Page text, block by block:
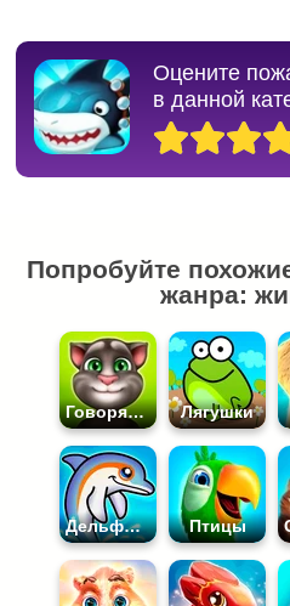
Оцените
в данной
Попробуйте
жанра:
Говорящий Кот Том Лягушки
Дельфины Птицы